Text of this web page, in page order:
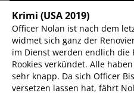
Krimi (USA 2019)
Officer Nolan ist nach dem
widmet sich ganz der
im Dienst werden endlich die
Rookies verkündet. Alle
sehr knapp. Da sich Officer
versetzen lassen hat, fährt